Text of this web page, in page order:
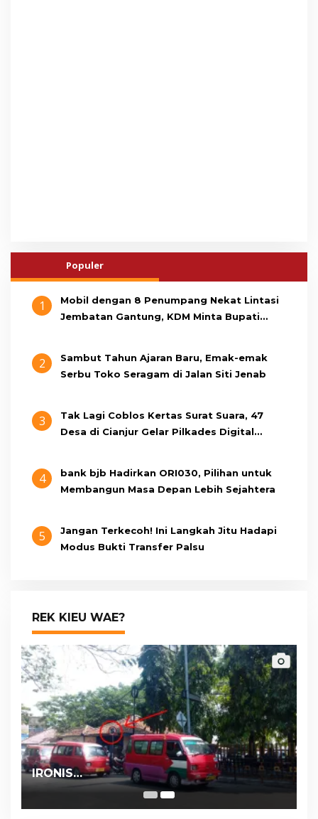
Populer
1
Mobil dengan 8 Penumpang Nekat Lintasi
Jembatan Gantung, KDM Minta Bupati
2
Sambut Tahun Ajaran Baru, Emak-emak
Serbu Toko Seragam di Jalan Siti Jenab
3
Tak Lagi Coblos Kertas Surat Suara, 47
Desa di Cianjur Gelar Pilkades Digital
4
bank bjb Hadirkan ORI030, Pilihan untuk
Membangun Masa Depan Lebih Sejahtera
5
Jangan Terkecoh! Ini Langkah Jitu Hadapi
Modus Bukti Transfer Palsu
REK KIEU WAE?
IRONIS…